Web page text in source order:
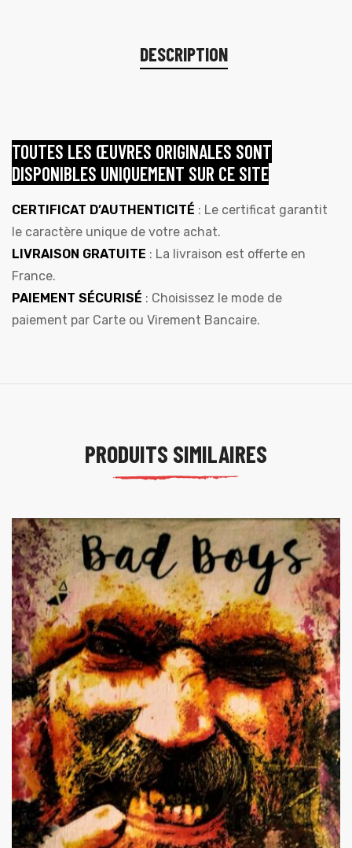
DESCRIPTION
TOUTES LES ŒUVRES ORIGINALES SONT
DISPONIBLES UNIQUEMENT SUR CE SITE
CERTIFICAT D’AUTHENTICITÉ : Le certificat garantit
le caractère unique de votre achat.
LIVRAISON GRATUITE : La livraison est offerte en
France.
PAIEMENT SÉCURISÉ : Choisissez le mode de
paiement par Carte ou Virement Bancaire.
PRODUITS SIMILAIRES